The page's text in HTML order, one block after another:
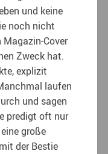
und keine
noch nicht
Cover
Zweck hat.
explizit
laufen
und sagen
predigt oft nur
große
der Bestie